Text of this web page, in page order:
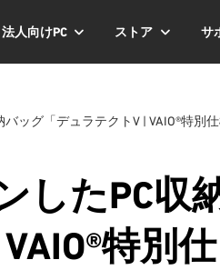
法人向けPC ストア サ
ッグ「デュラテクトV | VAIO®特別
したPC収
特別仕